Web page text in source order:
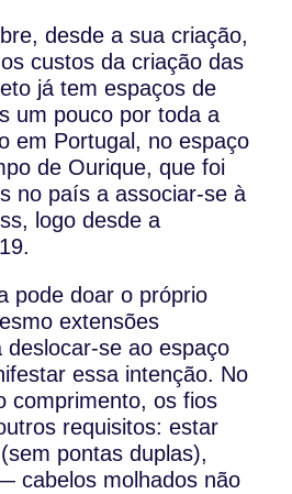
desde a sua criação,
custos da criação das
já tem espaços de
um pouco por toda a
em Portugal, no espaço
de Ourique, que foi
no país a associar-se à
logo desde a
pode doar o próprio
extensões
deslocar-se ao espaço
essa intenção. No
comprimento, os fios
requisitos: estar
pontas duplas),
cabelos molhados não